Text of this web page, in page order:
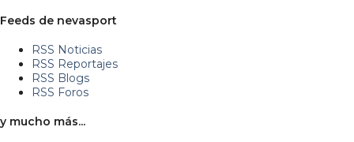
Feeds de nevasport
RSS Noticias
RSS Reportajes
RSS Blogs
RSS Foros
y mucho más...